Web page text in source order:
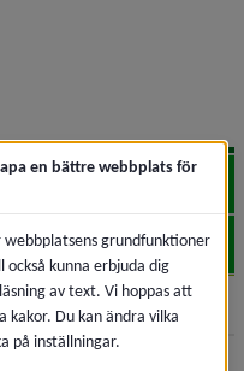
en bättre webbplats för
webbplatsens grundfunktioner
kunna erbjuda dig
av text. Vi hoppas att
kakor. Du kan ändra vilka
på inställningar.